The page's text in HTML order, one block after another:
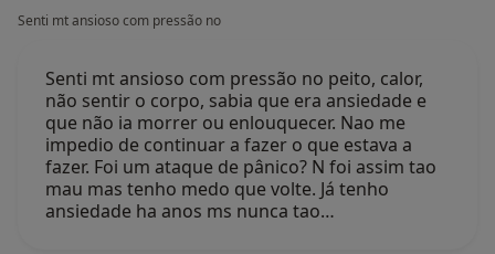
Senti mt ansioso com pressão no
Senti mt ansioso com pressão no peito, calor,
não sentir o corpo, sabia que era ansiedade e
que não ia morrer ou enlouquecer. Nao me
impedio de continuar a fazer o que estava a
fazer. Foi um ataque de pânico? N foi assim tao
mau mas tenho medo que volte. Já tenho
ansiedade ha anos ms nunca tao…